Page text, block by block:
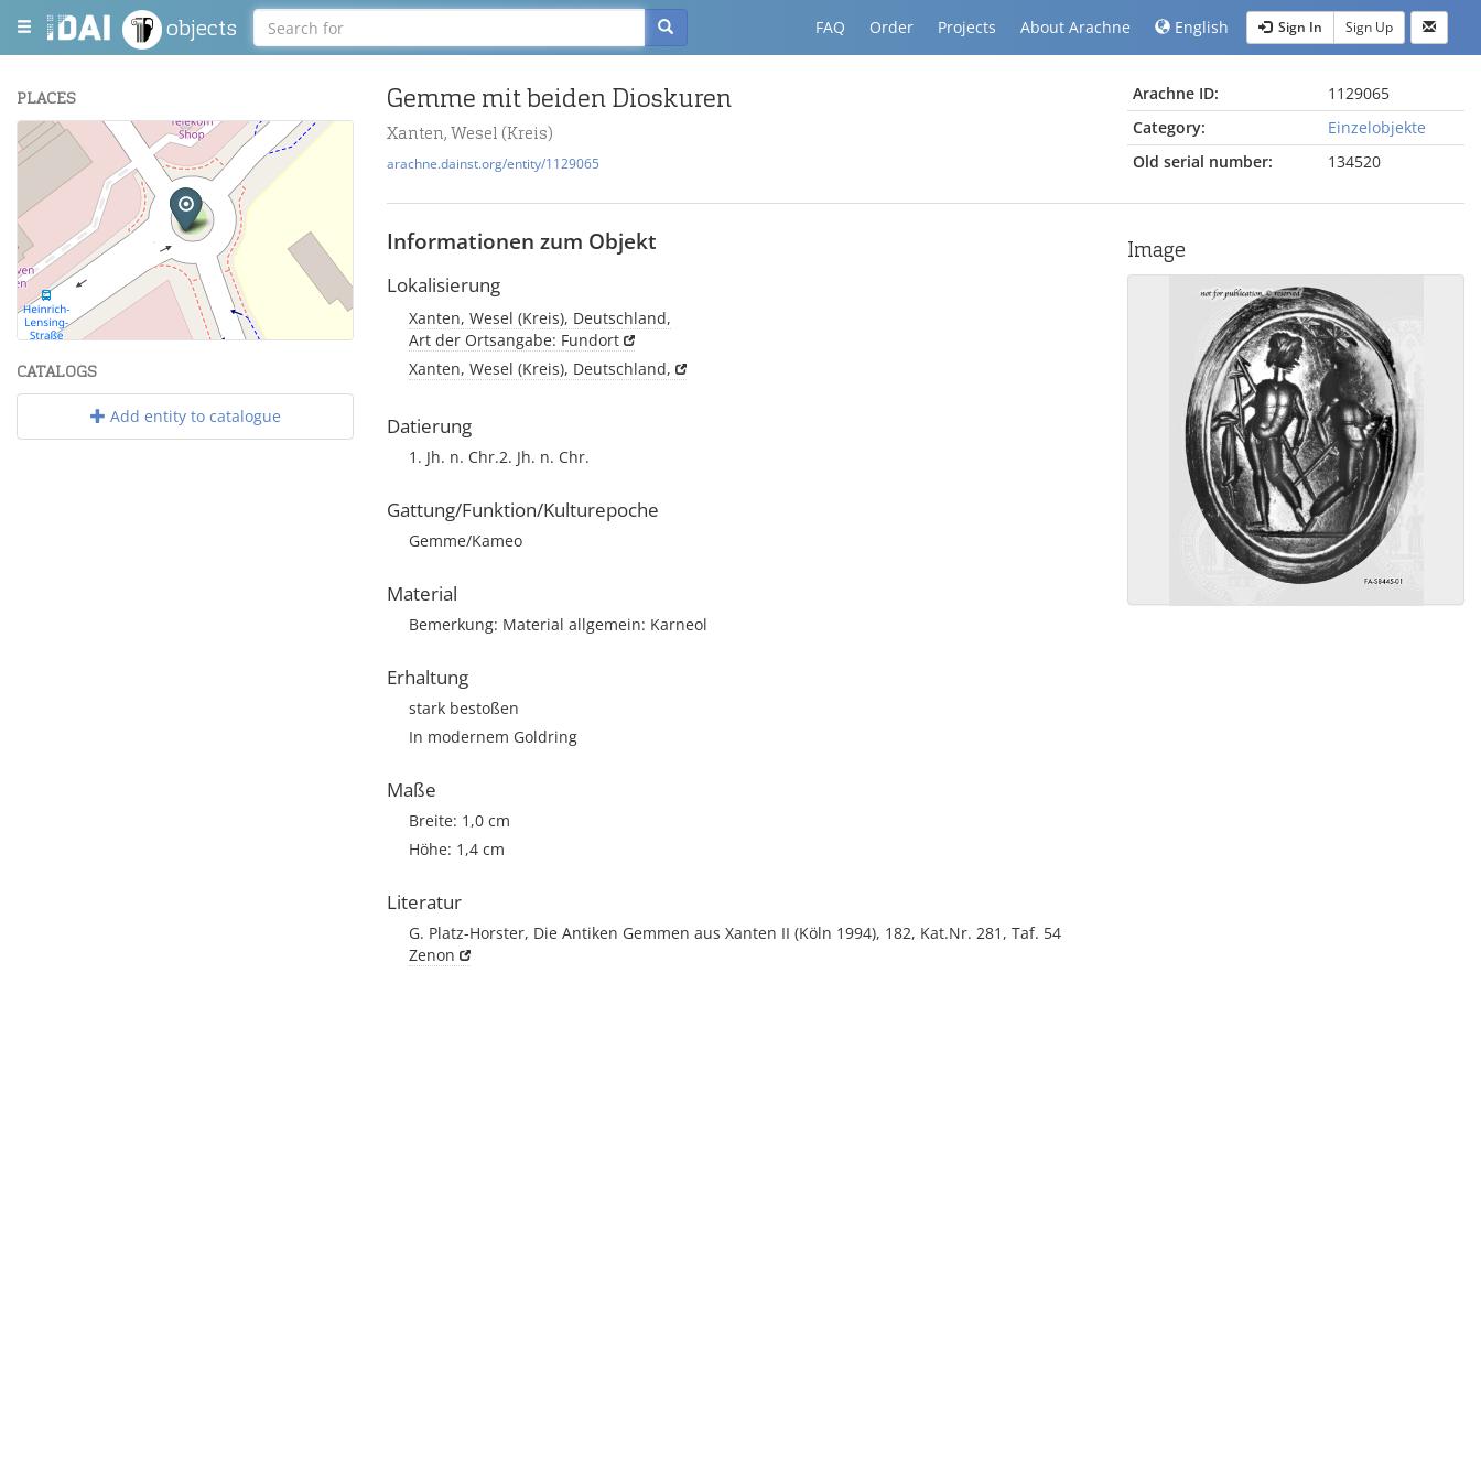
objects FAQ Order Projects About Arachne English Sign In Sign Up
PLACES
+
−
| Maps and Data ©OpenStreetMap
CATALOGS
Add entity to catalogue
Gemme mit beiden Dioskuren
Xanten, Wesel (Kreis)
arachne.dainst.org/entity/1129065
Arachne ID:
1129065
Category:
Einzelobjekte
Old serial number:
134520
Informationen zum Objekt
Lokalisierung
Xanten, Wesel (Kreis), Deutschland,
Art der Ortsangabe: Fundort
Xanten, Wesel (Kreis), Deutschland,
Datierung
1. Jh. n. Chr.2. Jh. n. Chr.
Gattung/Funktion/Kulturepoche
Gemme/Kameo
Material
Bemerkung: Material allgemein: Karneol
Erhaltung
stark bestoßen
In modernem Goldring
Maße
Breite: 1,0 cm
Höhe: 1,4 cm
Literatur
G. Platz-Horster, Die Antiken Gemmen aus Xanten II (Köln 1994), 182, Kat.Nr. 281, Taf. 54
Zenon
Image